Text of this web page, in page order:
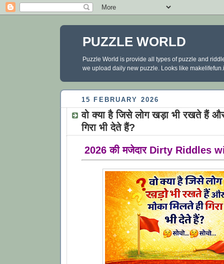
PUZZLE WORLD
Puzzle World is provide all types of puzzle and
we upload daily new puzzle. Looks like
15 FEBRUARY 2026
वो क्या है जिसे लोग खड़ा भी रखते हैं और
गिरा भी देते हैं?
2026 की मजेदार Dirty Riddles